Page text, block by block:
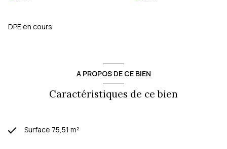
DPE en cours
A PROPOS DE CE BIEN
Caractéristiques de ce bien
Surface 75,51 m²